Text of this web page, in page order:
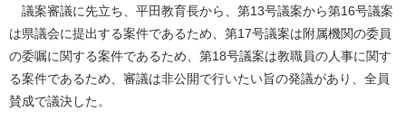
議案審議に先立ち、平田教育長から、第13号議案から第16号議案
は県議会に提出する案件であるため、第17号議案は附属機関の委員
の委嘱に関する案件であるため、第18号議案は教職員の人事に関す
る案件であるため、審議は非公開で行いたい旨の発議があり、全員
賛成で議決した。